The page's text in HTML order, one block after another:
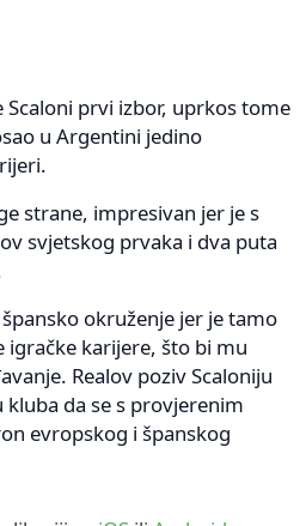
Scaloni prvi izbor, uprkos tome
u Argentini jedino
strane, impresivan jer je s
svjetskog prvaka i dva puta
okruženje jer je tamo
igračke karijere, što bi mu
Realov poziv Scaloniju
da se s provjerenim
evropskog i španskog